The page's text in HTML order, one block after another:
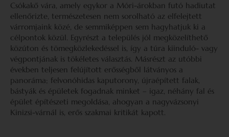
Csókakő vára, amely egykor a Móri-árokban futó hadiutat
ellenőrizte, természetesen nem sorolható az elfelejtett
várromjaink közé, de semmiképpen sem hagyhatjuk ki a
célpontok közül. Egyrészt a település jól megközelíthető
közúton és tömegközlekedéssel is, így a túra kiinduló- vagy
végpontjának is tökéletes választás. Másrészt az utóbbi
években teljesen felújított erősségből látványos a
panoráma; felvonóhidas kaputorony, újraépített falak,
bástyák és épületek fogadnak minket – igaz, néhány fal és
épület építészeti megoldása, ahogyan a nagyvázsonyi
Kinizsi-várnál is, erős szakmai kritikát kapott.